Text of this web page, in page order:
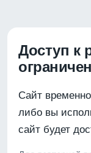
Доступ к
ограничен
Сайт
либо вы
сайт будет